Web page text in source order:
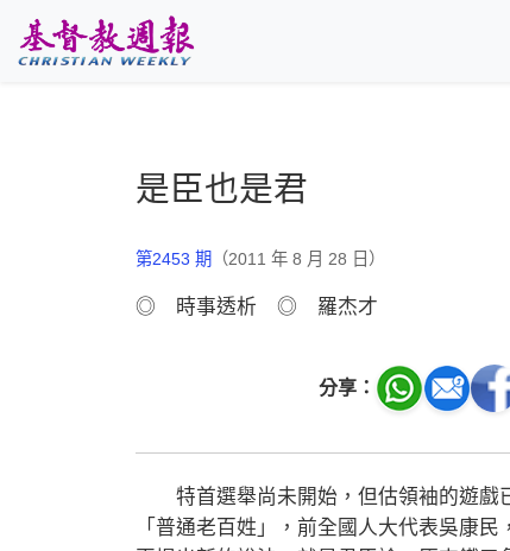
是臣也是君
第2453 期 （2011 年 8 月 28 日）
◎ 時事透析 ◎ 羅杰才
分享：
特首選舉尚未開始，但估領袖的遊戲
「普通老百姓」，前全國人大代表吳康